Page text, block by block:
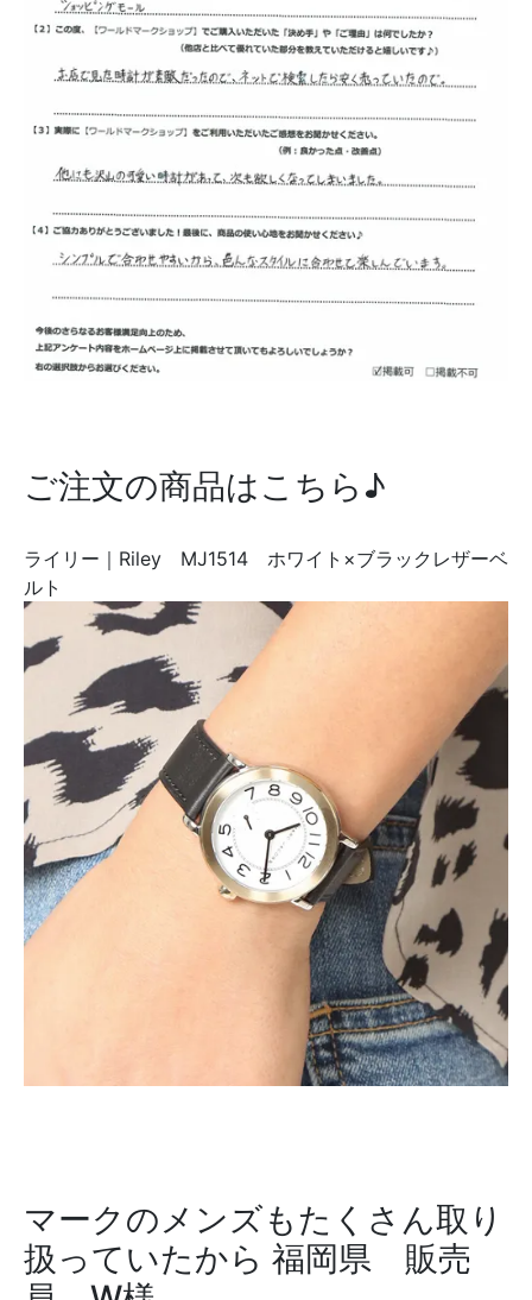
ご注文の商品はこちら♪
ライリー｜Riley MJ1514 ホワイト×ブラックレザーベ
ルト
マークのメンズもたくさん取り
扱っていたから 福岡県 販売